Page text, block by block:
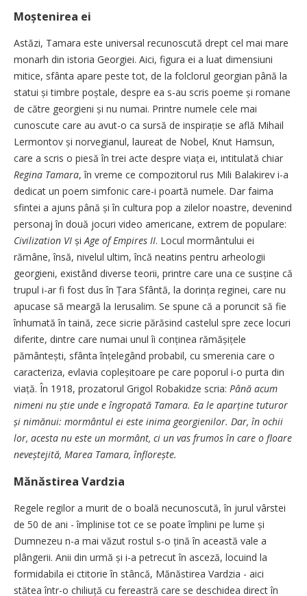
Moștenirea ei
Astăzi, Tamara este universal recunoscută drept cel mai mare
monarh din istoria Georgiei. Aici, figura ei a luat dimensiuni
mitice, sfânta apare peste tot, de la folclorul georgian până la
statui și timbre poștale, despre ea s-au scris poeme și romane
de către georgieni și nu numai. Printre numele cele mai
cunoscute care au avut-o ca sursă de inspirație se află Mihail
Lermontov și norvegianul, laureat de Nobel, Knut Hamsun,
care a scris o piesă în trei acte despre viața ei, intitulată chiar
Regina Tamara, în vreme ce compozitorul rus Mili Balakirev i-a
dedicat un poem simfonic care-i poartă numele. Dar faima
sfintei a ajuns până și în cultura pop a zilelor noastre, devenind
personaj în două jocuri video americane, extrem de populare:
Civilization VI șiAge of Empires II. Locul mormântului ei
rămâne, însă, nivelul ultim, încă neatins pentru arheologii
georgieni, existând diverse teorii, printre care una ce susține că
trupul i-ar fi fost dus în Țara Sfântă, la dorința reginei, care nu
apucase să meargă la Ierusalim. Se spune că a poruncit să fie
înhumată în taină, zece sicrie părăsind castelul spre zece locuri
diferite, dintre care numai unul îi conținea rămășițele
pământești, sfânta înțelegând probabil, cu smerenia care o
caracteriza, evlavia copleșitoare pe care poporul i-o purta din
viață. În 1918, prozatorul Grigol Robakidze scria: Până acum
nimeni nu știe unde e îngropată Tamara. Ea le aparține tuturor
și nimănui: mormântul ei este inima georgienilor. Dar, în ochii
lor, acesta nu este un mormânt, ci un vas frumos în care o floare
neveștejită, Marea Tamara, înflorește.
Mănăstirea Vardzia
Regele regilor a murit de o boală necunoscută, în jurul vârstei
de 50 de ani - împlinise tot ce se poate împlini pe lume și
Dumnezeu n-a mai văzut rostul s-o țină în această vale a
plângerii. Anii din urmă și i-a petrecut în asceză, locuind la
formidabila ei ctitorie în stâncă, Mănăstirea Vardzia - aici
stătea într-o chiliuță cu fereastră care se deschidea direct în